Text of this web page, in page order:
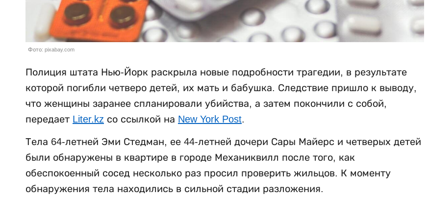
Фото: pixabay.com
Полиция штата Нью-Йорк раскрыла новые подробности трагедии, в результате
которой погибли четверо детей, их мать и бабушка. Следствие пришло к выводу,
что женщины заранее спланировали убийства, а затем покончили с собой,
передает Liter.kz со ссылкой на New York Post.
Тела 64-летней Эми Стедман, ее 44-летней дочери Сары Майерс и четверых детей
были обнаружены в квартире в городе Механиквилл после того, как
обеспокоенный сосед несколько раз просил проверить жильцов. К моменту
обнаружения тела находились в сильной стадии разложения.